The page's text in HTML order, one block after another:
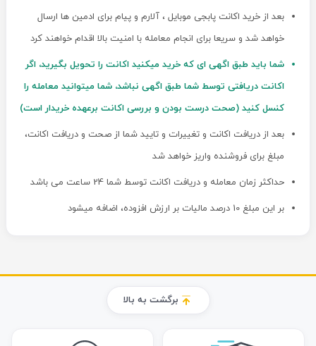
بعد از خرید اکانت پابجی موبایل ، آلارم و پیام برای ادمین ها ارسال
خواهد شد و سریعا برای انجام معامله با امنیت بالا اقدام خواهند کرد
شما باید طبق اگهی ای که خرید میکنید اکانت را تحویل بگیرید، اگر
اکانت دریافتی توسط شما طبق اگهی نباشد، شما میتوانید معامله را
کنسل کنید (صحت درست بودن و بررسی اکانت برعهده خریدار است)
بعد از دریافت اکانت و تغییرات و تایید شما از صحت و دریافت اکانت،
مبلغ برای فروشنده واریز خواهد شد
حداکثر زمان معامله و دریافت اکانت توسط شما 24 ساعت می باشد
بر این مبلغ 10 درصد مالیات بر ارزش افزوده، اضافه میشود
برگشت به بالا